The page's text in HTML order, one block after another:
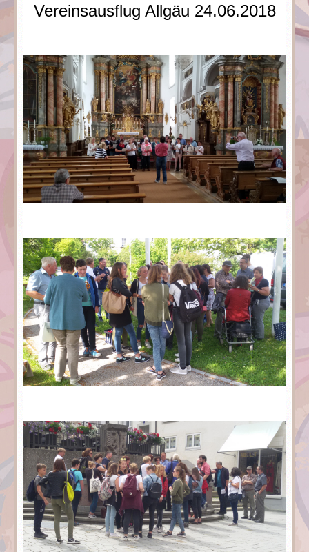
Vereinsausflug Allgäu 24.06.2018